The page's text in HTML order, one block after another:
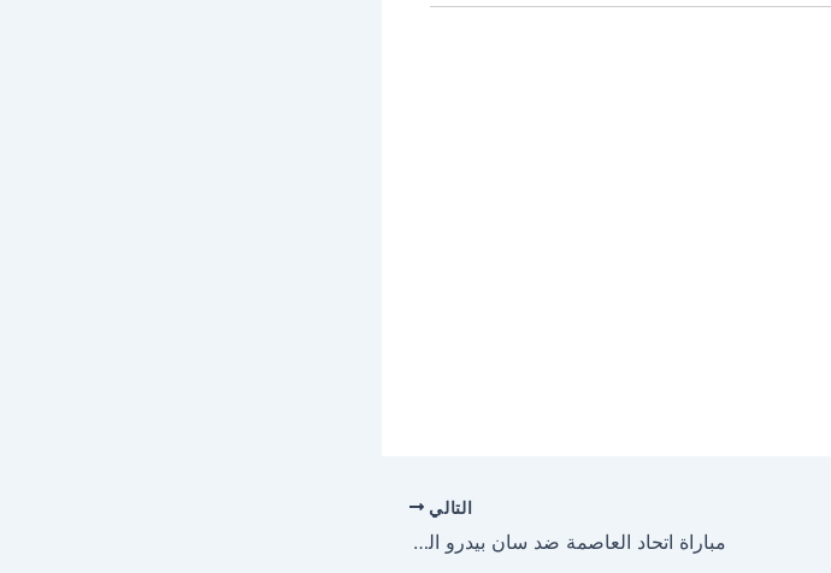
التالي
مباراة اتحاد العاصمة ضد سان بيدرو اليوم في كأس الكونفدرالية الإفريقية